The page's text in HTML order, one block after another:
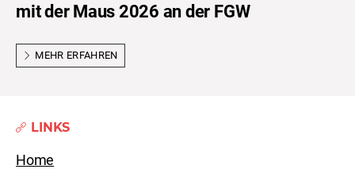
mit der Maus 2026 an der FGW
MEHR ERFAHREN
LINKS
Home